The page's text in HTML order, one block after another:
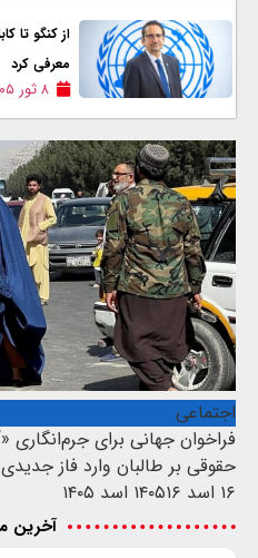
از کنگو تا
معرفی کرد
۸ ثور ۱۴۰۵
اجتماعی
فراخوان جهانی برای جرم‌انگاری
حقوقی بر طالبان وارد فاز
۱۶ اسد ۱۴۰۵
۱۶ اسد ۱۴۰۵
آخرین